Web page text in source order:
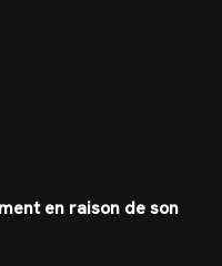
en raison de son